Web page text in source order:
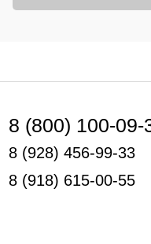
8 (800) 100-09-
8 (928) 456-99-33
8 (918) 615-00-55